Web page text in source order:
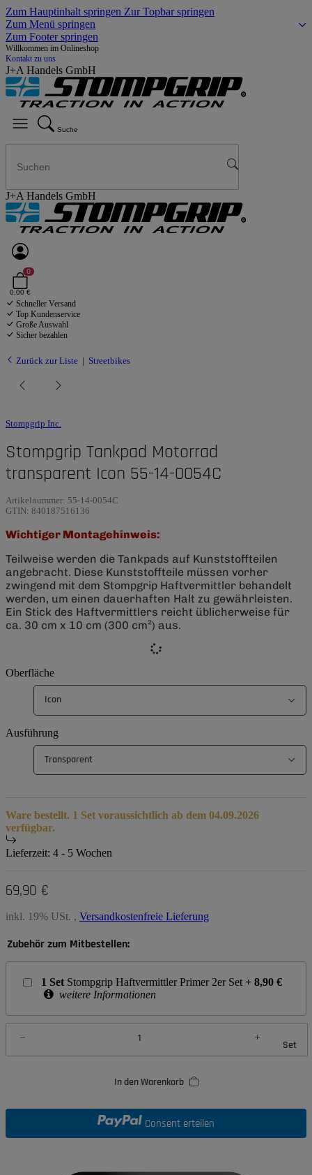
Zum Hauptinhalt springen Zur Topbar springen
Zum Menü springen
Zum Footer springen
Willkommen im Onlineshop
Kontakt zu uns
J+A Handels GmbH
Suche
J+A Handels GmbH
0
0,00 €
Schneller Versand
Top Kundenservice
Große Auswahl
Sicher bezahlen
Zurück zur Liste Streetbikes
Stompgrip Inc.
Stompgrip Tankpad Motorrad
transparent Icon 55-14-0054C
Artikelnummer: 55-14-0054C
GTIN: 840187516136
Wichtiger Montagehinweis:
Teilweise werden die Tankpads auf Kunststoffteilen
angebracht. Diese Kunststoffteile müssen vorher
zwingend mit dem Stompgrip Haftvermittler behandelt
werden, um einen dauerhaften Halt zu gewährleisten.
Ein Stick des Haftvermittlers reicht üblicherweise für
ca. 30 cm x 10 cm (300 cm²) aus.
Oberfläche
Icon
Ausführung
Transparent
Ware bestellt. 1 Set voraussichtlich ab dem 04.09.2026
verfügbar.
Lieferzeit: 4 - 5 Wochen
69,90 €
inkl. 19% USt. , Versandkostenfreie Lieferung
Zubehör zum Mitbestellen:
1 Set Stompgrip Haftvermittler Primer 2er Set + 8,90 €
weitere Informationen
Set
In den Warenkorb
Consent erteilen